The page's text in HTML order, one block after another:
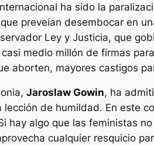
ha sido la
que preveían desembocar en
Ley y Justicia, que
medio millón de firmas
aborten, mayores castigos
Jaroslaw Gowin, ha
de humildad. En este
hay algo que las feministas
cualquier resquicio